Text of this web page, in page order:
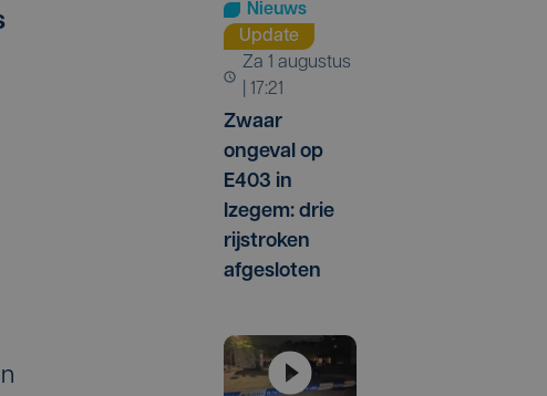
Nieuws
Update
za 1 augustus
| 17:21
Zwaar
ongeval op
E403 in
Izegem: drie
rijstroken
afgesloten